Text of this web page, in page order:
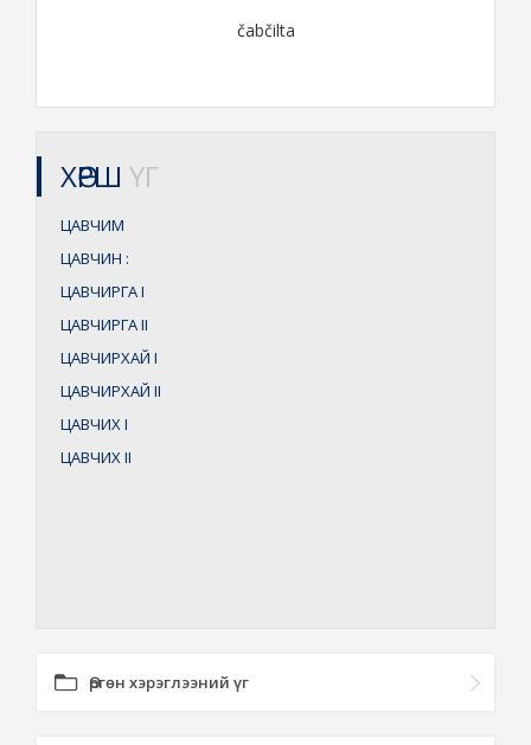
čabčilta
ХӨРШ ҮГ
ЦАВЧИМ
ЦАВЧИН :
ЦАВЧИРГАI
ЦАВЧИРГАII
ЦАВЧИРХАЙ I
ЦАВЧИРХАЙ II
ЦАВЧИХI
ЦАВЧИХII
Өргөн хэрэглээний үг